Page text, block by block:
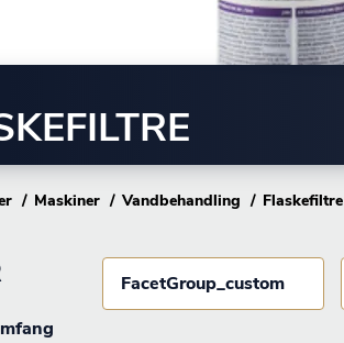
Maskiner Vandbehandling Flaskefiltre
FacetGroup_custom